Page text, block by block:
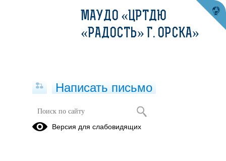
МАУДО «ЦРТДЮ
«РАДОСТЬ» Г. ОРСКА»
Написать письмо
Версия для слабовидящих